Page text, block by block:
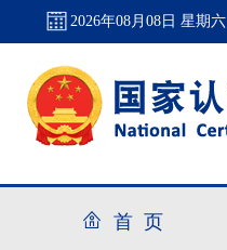
2026年08月08日 星期六
首 页